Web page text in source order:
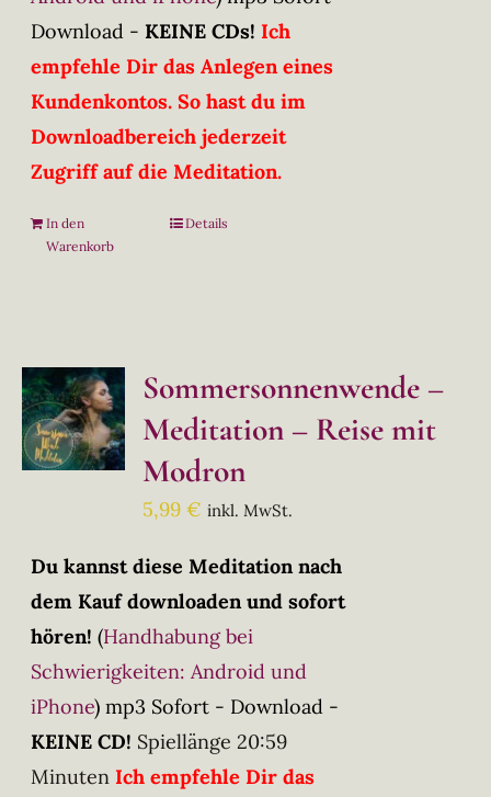
Download - KEINE CDs! Ich
empfehle Dir das Anlegen eines
Kundenkontos. So hast du im
Downloadbereich jederzeit
Zugriff auf die Meditation.
In den
Warenkorb
Details
Sommersonnenwende –
Meditation – Reise mit
Modron
5,99€ inkl. MwSt.
Du kannst diese Meditation nach
dem Kauf downloaden und sofort
hören! (Handhabung bei
Schwierigkeiten: Android und
iPhone) mp3 Sofort - Download -
KEINE CD! Spiellänge 20:59
Minuten Ich empfehle Dir das